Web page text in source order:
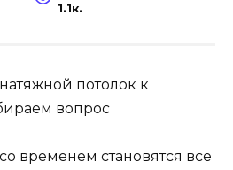
1.1к.
потолок к
вопрос
временем становятся все